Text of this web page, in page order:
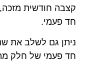
קצבה חודשית
חד פעמי.
ניתן גם לשלב את
חד פעמי של חלק